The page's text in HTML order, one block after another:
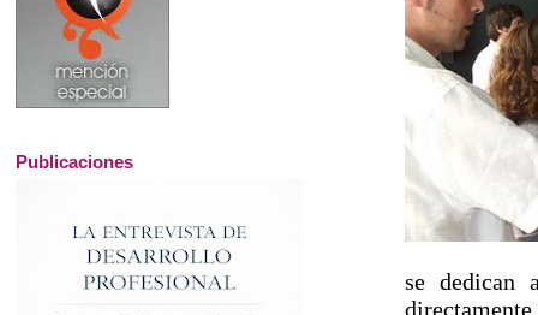
se dedican
Publicaciones